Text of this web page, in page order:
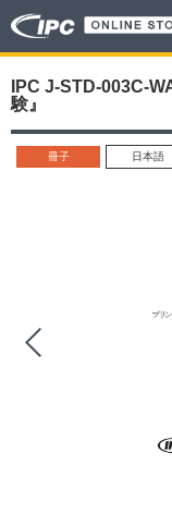
IPC J-STD-003C-
験』
冊子 日本語